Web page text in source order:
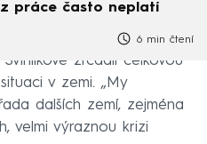
práce často neplatí
6 min čtení
zrcadlí celkovou
v zemi. „My
dalších zemí, zejména
velmi výraznou krizi